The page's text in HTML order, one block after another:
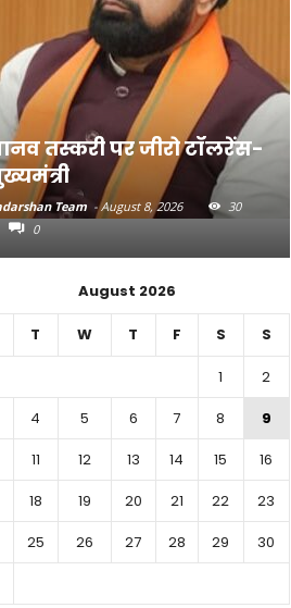
तस्करी पर जीरो टॉलरेंस-
Team - August 8, 2026
30
0
August 2026
T W T F S S
1
2
4 5 6 7 8
9
11 12 13 14 15
16
18 19 20 21 22
23
25 26 27 28 29
30